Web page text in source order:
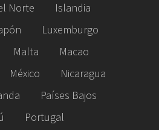
Norte
Islandia
Luxemburgo
Malta
Macao
México
Nicaragua
Países Bajos
Portugal